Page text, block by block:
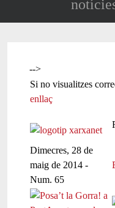
-->
Si no visualitzes
enllaç
Dimecres, 28 de
maig de 2014 -
Num. 65